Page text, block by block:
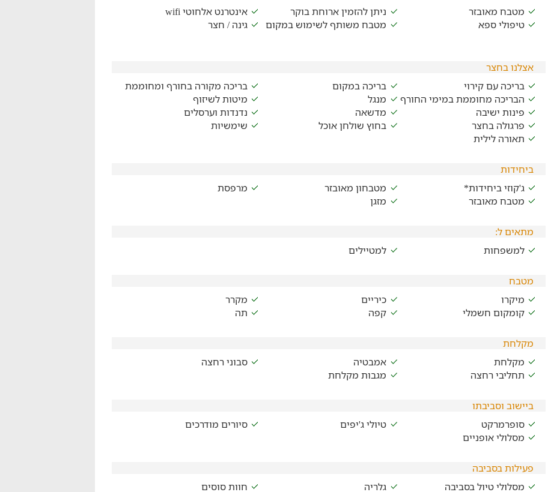
מטבח מאובזר
ניתן להזמין ארוחת בוקר
אינטרנט אלחוטי wifi
טיפולי ספא
מטבח משותף לשימוש במקום גינה / חצר
אצלנו בחצר
בריכה עם קירוי
בריכה במקום
בריכה מקורה בחורף ומחוממת
הבריכה מחוממת במימי החורף
מנגל
מיטות לשיזוף
פינות ישיבה
מדשאה
נדנדות וערסלים
פרגולה בחצר
בחוץ שולחן אוכל
שימשיות
תאורה לילית
ביחידות
ג'קוזי ביחידות*
מטבחון מאובזר
מרפסת
מטבח מאובזר
מזגן
מתאים ל:
למשפחות
למטיילים
מטבח
מיקרו
כיריים
מקרר
קומקום חשמלי
קפה תה
מקלחת
מקלחת
אמבטיה
סבוני רחצה
תחליבי רחצה
מגבות מקלחת
ביישוב וסביבתו
סופרמרקט
טיולי ג'יפים
סיורים מודרכים
מסלולי אופניים
פעילות בסביבה
מסלולי טיול בסביבה
גלריה חוות סוסים